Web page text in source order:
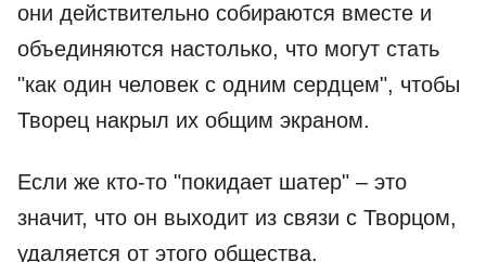
они действительно собираются вместе и
объединяются настолько, что могут стать
"как один человек с одним сердцем", чтобы
Творец накрыл их общим экраном.
Если же кто-то "покидает шатер" – это
значит, что он выходит из связи с Творцом,
удаляется от этого общества.